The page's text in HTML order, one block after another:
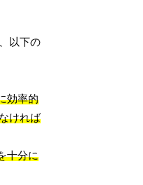
以下の
効率的
ければ
十分に